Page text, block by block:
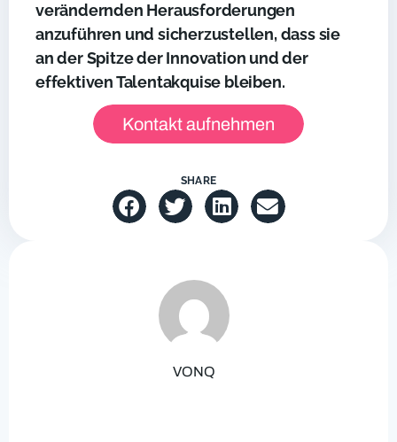
verändernden Herausforderungen
anzuführen und sicherzustellen, dass sie
an der Spitze der Innovation und der
effektiven Talentakquise bleiben.
Kontakt aufnehmen
SHARE
VONQ